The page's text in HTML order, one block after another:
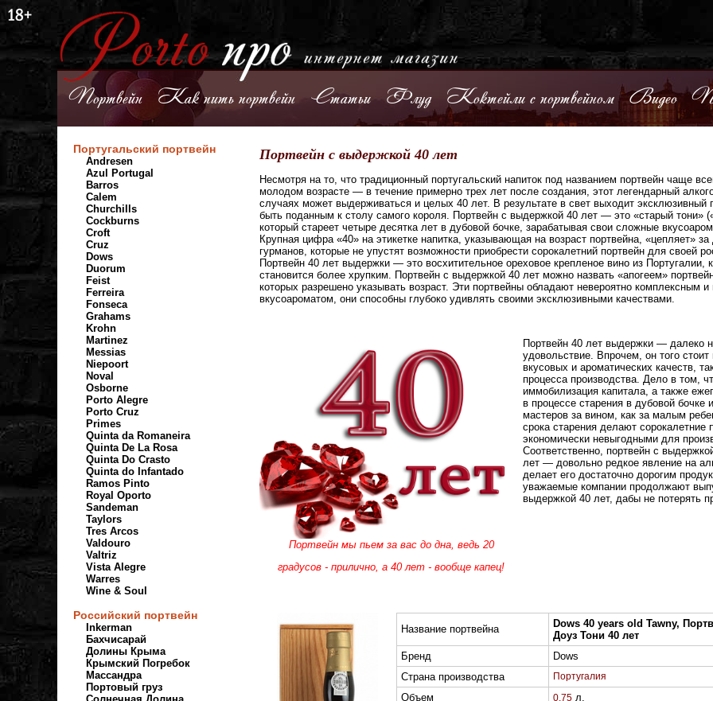
Портвейн Как пить портвейн Статьи Флуд Коктейли с портвейном Видео
Португальский портвейн
Andresen
Azul Portugal
Barros
Calem
Churchills
Cockburns
Croft
Cruz
Dows
Duorum
Feist
Ferreira
Fonseca
Grahams
Krohn
Martinez
Messias
Niepoort
Noval
Osborne
Porto Alegre
Porto Cruz
Primes
Quinta da Romaneira
Quinta De La Rosa
Quinta Do Crasto
Quinta do Infantado
Ramos Pinto
Royal Oporto
Sandeman
Taylors
Tres Arcos
Valdouro
Valtriz
Vista Alegre
Warres
Wine & Soul
Российский портвейн
Inkerman
Бахчисарай
Долины Крыма
Крымский Погребок
Массандра
Портовый груз
Портвейн с выдержкой 40 лет
Несмотря на то, что традиционный португальский напиток под названием портвейн чаще
молодом возрасте — в течение примерно трех лет после создания, этот легендарный
случаях может выдерживаться и целых 40 лет. В результате в свет выходит эксклюзивный
быть поданным к столу самого короля. Портвейн с выдержкой 40 лет — это «старый тони»
который стареет четыре десятка лет в дубовой бочке, зарабатывая свои сложные
Крупная цифра «40» на этикетке напитка, указывающая на возраст портвейна, «цепляет»
гурманов, которые не упустят возможности приобрести сорокалетний портвейн для своей
Портвейн 40 лет выдержки — это восхитительное ореховое крепленое вино из Португалии,
становится более хрупким. Портвейн с выдержкой 40 лет можно назвать «апогеем»
которых разрешено указывать возраст. Эти портвейны обладают невероятно комплексным и
вкусоароматом, они способны глубоко удивлять своими эксклюзивными качествами.
Портвейн мы пьем завас до дна, ведь 20
градусов - прилично, а 40 лет - вообще капец!
Портвейн 40 лет выдержки — далеко
удовольствие. Впрочем, он того стоит
вкусовых и ароматических качеств,
процесса производства. Дело в том,
иммобилизация капитала, а также
в процессе старения в дубовой бочке
мастеров за вином, как за малым
срока старения делают сорокалетние
экономически невыгодными для
Соответственно, портвейн с
лет — довольно редкое явление на
делает его достаточно дорогим
уважаемые компании продолжают
выдержкой 40 лет, дабы не потерять
Название портвейна
Dows 40 years old Tawny,
Доуз Тони 40 лет
Бренд
Dows
Страна производства
Португалия
Объем 0.75 л.